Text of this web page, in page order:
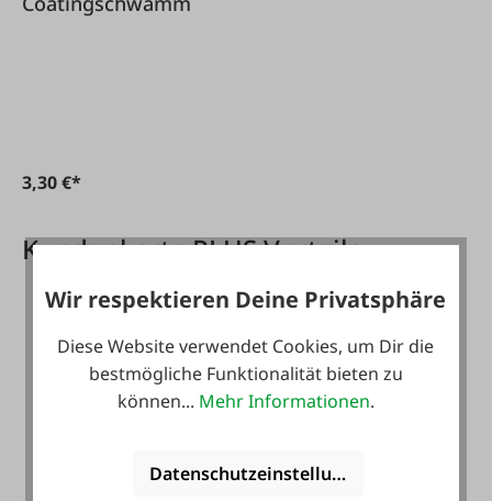
3,30 €*
Kundenkarte PLUS Vorteile
Gratis Versand für ein
ganzes Jahr! *
Wir respektieren Deine Privatsphäre
Diese Website verwendet Cookies, um Dir die
bestmögliche Funktionalität bieten zu
können... Mehr Informationen.
Datenschutzeinstellungen